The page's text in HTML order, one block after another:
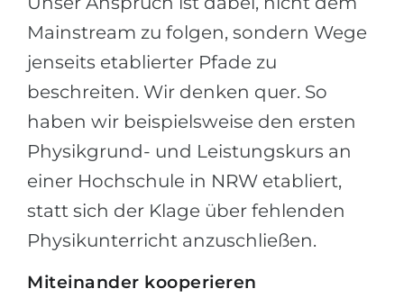
Mainstream zu folgen, sondern Wege
jenseits etablierter Pfade zu
beschreiten. Wir denken quer. So
haben wir beispielsweise den ersten
Physikgrund- und Leistungskurs an
einer Hochschule in NRW etabliert,
statt sich der Klage über fehlenden
Physikunterricht anzuschließen.
Miteinander kooperieren